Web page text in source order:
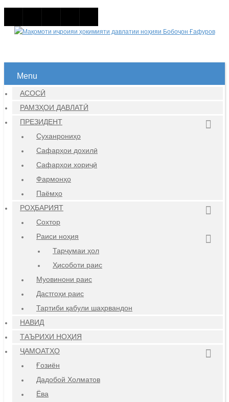
Menu
АСОСӢ
РАМЗҲОИ ДАВЛАТӢ
ПРЕЗИДЕНТ
Суханрониҳо
Сафарҳои дохилӣ
Сафарҳои хориҷӣ
Фармонҳо
Паёмҳо
РОҲБАРИЯТ
Сохтор
Раиси ноҳия
Тарҷумаи ҳол
Ҳисоботи раис
Муовинони раис
Дастгоҳи раис
Тартиби қабули шаҳрвандон
НАВИД
ТАЪРИХИ НОҲИЯ
ҶАМОАТҲО
Ғозиён
Дадобой Холматов
Ёва